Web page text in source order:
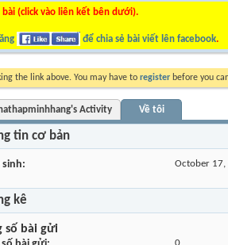
(click vào liên kết bên dưới).
để chia sẻ bài viết lên facebook.
the link above. You may have to register before you
Activity Về tôi
tin cơ bản
sinh October 17,
kê
số bài gửi